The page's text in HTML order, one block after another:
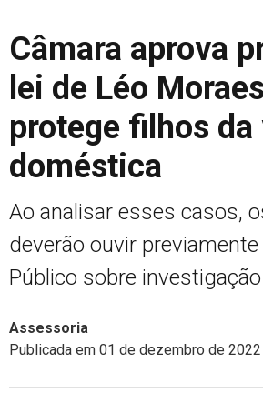
Câmara aprova
lei de Léo
protege filhos
doméstica
Ao analisar esses casos,
deverão ouvir
Público sobre
Assessoria
Publicada em 01 de dezembro de